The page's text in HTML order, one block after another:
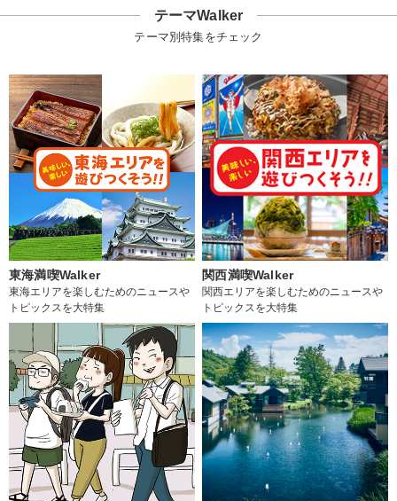
テーマWalker
テーマ別特集をチェック
東海満喫Walker
東海エリアを楽しむためのニュースや
トピックスを大特集
関西満喫Walker
関西エリアを楽しむためのニュースや
トピックスを大特集